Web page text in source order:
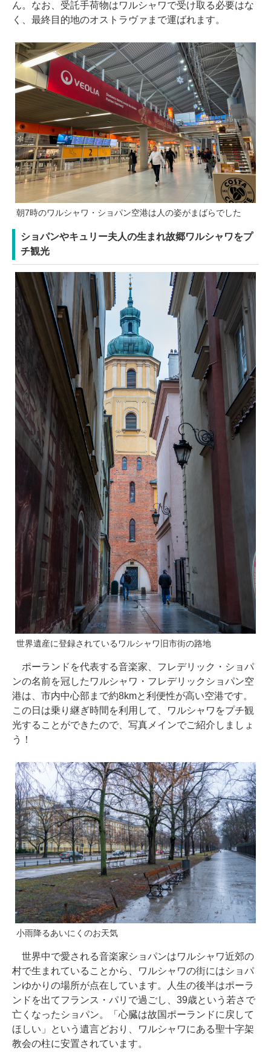
ん。なお、受託手荷物はワルシャワで受け取る必要はな
く、最終目的地のオストラヴァまで運ばれます。
朝7時のワルシャワ・ショパン空港は人の姿がまばらでした
ショパンやキュリー夫人の生まれ故郷ワルシャワをプ
チ観光
世界遺産に登録されているワルシャワ旧市街の路地
ポーランドを代表する音楽家、フレデリック・ショパ
ンの名前を冠したワルシャワ・フレデリックショパン空
港は、市内中心部まで約8kmと利便性が高い空港です。
この日は乗り継ぎ時間を利用して、ワルシャワをプチ観
光することができたので、写真メインでご紹介しましょ
う！
小雨降るあいにくのお天気
世界中で愛される音楽家ショパンはワルシャワ近郊の
村で生まれていることから、ワルシャワの街にはショパ
ンゆかりの場所が点在しています。人生の後半はポーラ
ンドを出てフランス・パリで過ごし、39歳という若さで
亡くなったショパン。「心臓は故国ポーランドに戻して
ほしい」という遺言どおり、ワルシャワにある聖十字架
教会の柱に安置されています。